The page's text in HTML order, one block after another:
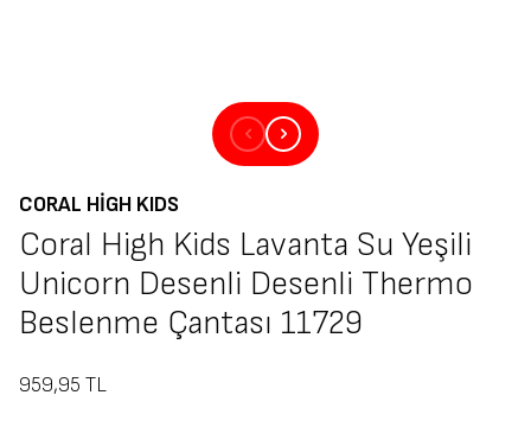
CORAL HIGH KIDS
Coral High Kids Lavanta Su Yeşili
Unicorn Desenli Desenli Thermo
Beslenme Çantası 11729
959,95 TL